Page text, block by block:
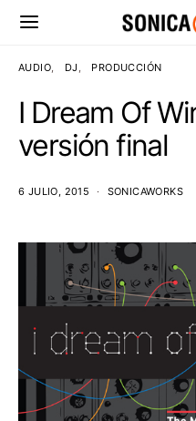
AUDIO DJ PRODUCCIÓN
I Dream Of
versión final
6 JULIO, 2015 SONICAWORKS